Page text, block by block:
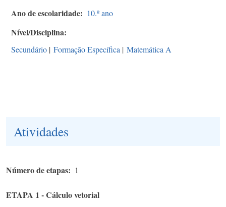
Ano de escolaridade 10.º ano
Nível/Disciplina
Secundário | Formação Específica | Matemática A
Atividades
Número de etapas 1
ETAPA 1 - Cálculo vetorial